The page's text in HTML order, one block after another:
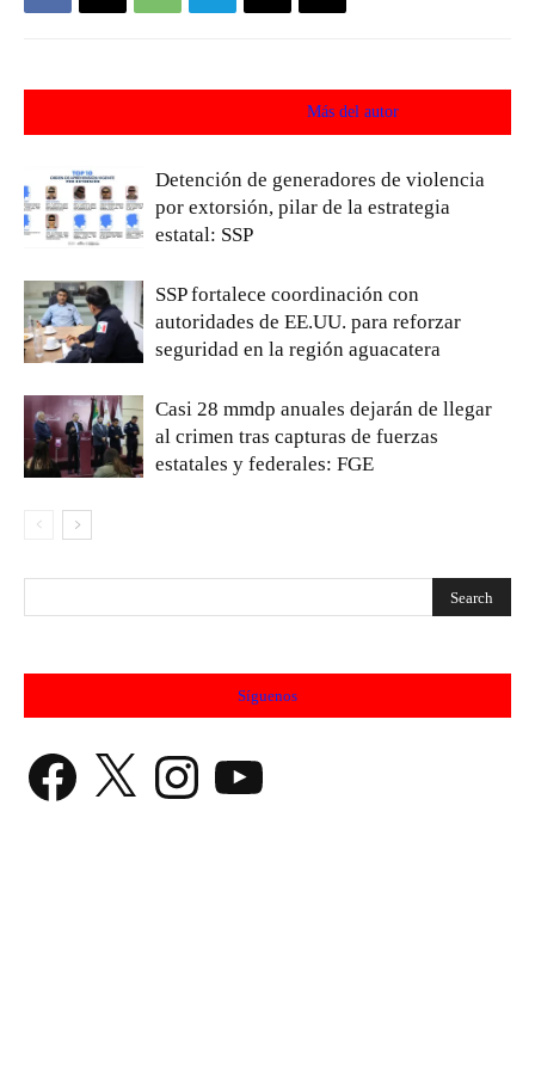
Más del autor
Detención de generadores de violencia
por extorsión, pilar de la estrategia
estatal: SSP
SSP fortalece coordinación con
autoridades de EE.UU. para reforzar
seguridad en la región aguacatera
Casi 28 mmdp anuales dejarán de llegar
al crimen tras capturas de fuerzas
estatales y federales: FGE
Síguenos
Facebook X Instagram